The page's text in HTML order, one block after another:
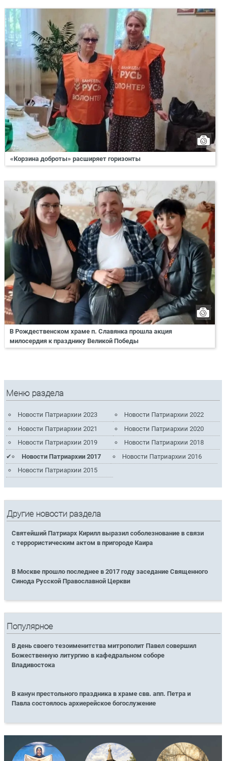
«Корзина доброты» расширяет горизонты
В Рождественском храме п. Славянка прошла акция
милосердия к празднику Великой Победы
Меню раздела
Новости Патриархии 2023
Новости Патриархии 2022
Новости Патриархии 2021
Новости Патриархии 2020
Новости Патриархии 2019
Новости Патриархии 2018
Новости Патриархии 2017
Новости Патриархии 2016
Новости Патриархии 2015
Другие новости раздела
Святейший Патриарх Кирилл выразил соболезнование в связи
с террористическим актом в пригороде Каира
В Москве прошло последнее в 2017 году заседание Священного
Синода Русской Православной Церкви
Популярное
В день своего тезоименитства митрополит Павел совершил
Божественную литургию в кафедральном соборе
Владивостока
В канун престольного праздника в храме свв. апп. Петра и
Павла состоялось архиерейское богослужение